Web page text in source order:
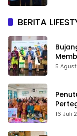
BERITA
5
16 Juli